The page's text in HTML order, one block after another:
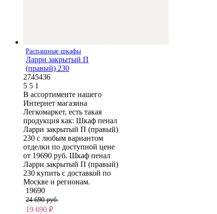
Распашные шкафы
Ларри закрытый П
(правый) 230
2745436
5 5 1
В ассортименте нашего
Интернет магазина
Легкомаркет, есть такая
продукция как: Шкаф пенал
Ларри закрытый П (правый)
230 с любым вариантом
отделки по доступной цене
от 19690 руб. Шкаф пенал
Ларри закрытый П (правый)
230 купить с доставкой по
Москве и регионам.
19690
24 690 руб.
19 690 ₽